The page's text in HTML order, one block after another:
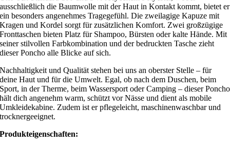
ausschließlich die Baumwolle mit der Haut in Kontakt kommt, bietet er
ein besonders angenehmes Tragegefühl. Die zweilagige Kapuze mit
Kragen und Kordel sorgt für zusätzlichen Komfort. Zwei großzügige
Fronttaschen bieten Platz für Shampoo, Bürsten oder kalte Hände. Mit
seiner stilvollen Farbkombination und der bedruckten Tasche zieht
dieser Poncho alle Blicke auf sich.
Nachhaltigkeit und Qualität stehen bei uns an oberster Stelle – für
deine Haut und für die Umwelt. Egal, ob nach dem Duschen, beim
Sport, in der Therme, beim Wassersport oder Camping – dieser Poncho
hält dich angenehm warm, schützt vor Nässe und dient als mobile
Umkleidekabine. Zudem ist er pflegeleicht, maschinenwaschbar und
trocknergeeignet.
Produkteigenschaften: